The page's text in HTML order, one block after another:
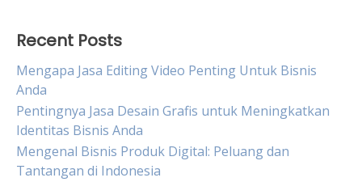
Recent Posts
Mengapa Jasa Editing Video Penting Untuk Bisnis
Anda
Pentingnya Jasa Desain Grafis untuk Meningkatkan
Identitas Bisnis Anda
Mengenal Bisnis Produk Digital: Peluang dan
Tantangan di Indonesia